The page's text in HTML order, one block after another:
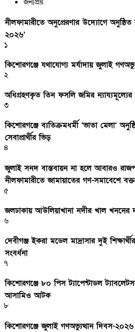
নীলফামারীতে অনুপ্রেরণার উদ্যোগে অনুষ্ঠিত
২০২৬’
১
কিশোরগঞ্জে যথাযোগ্য মর্যাদায় জুলাই
২
অধিগ্রহণকৃত তিন ফসলি জমির ন্যায্যমূল্যের
৩
কিশোরগঞ্জে ব্যতিক্রমধর্মী ‘ভাতা মেলা’
সেবাপ্রার্থীর ভিড়
৪
জুলাই সনদ বাস্তবায়ন না হলে আবারও
নীলফামারীতে জামায়াতের গণ-সমাবেশে
৫
জলঢাকায় আউলিয়াখানা নদীর খাল খননের
৬
দেবীগঞ্জ ইকরা মডেল মাদ্রাসার দুই
সংবর্ধনা
৭
কিশোরগঞ্জে ৮০ পিস ট্যাপেন্টাডল
আসামিও আটক
৮
কিশোরগঞ্জে জুলাই গণঅভ্যুত্থান দিবস-